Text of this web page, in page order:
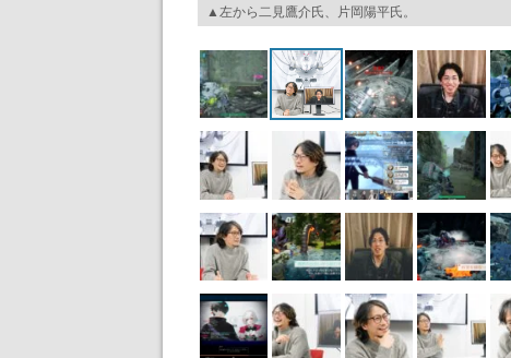
▲左から二見鷹介氏、片岡陽平氏。